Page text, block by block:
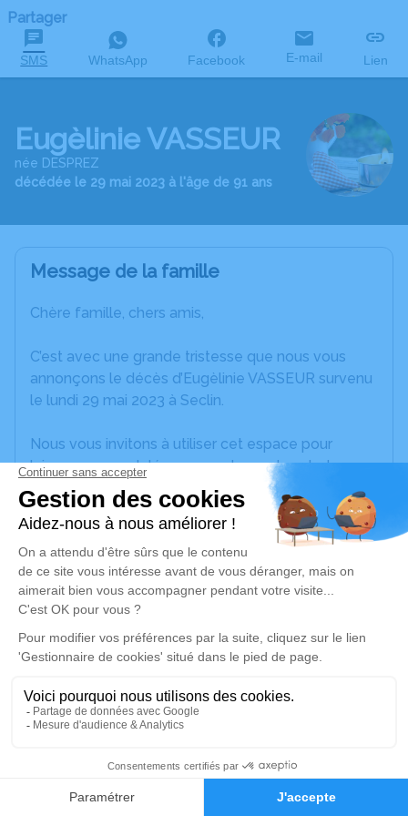
Faire-part Hommages
Partager
SMS WhatsApp Facebook E-mail Lien
Eugèlinie VASSEUR
née DESPREZ
décédée le 29 mai 2023 à l'âge de 91 ans
Message de la famille
Chère famille, chers amis,
C’est avec une grande tristesse que nous vous
annonçons le décès d’Eugèlinie VASSEUR survenu
le lundi 29 mai 2023 à Seclin.
Nous vous invitons à utiliser cet espace pour
laisser vos condoléances, partager des photos
souvenirs, une anecdote ou exprimer vos pensées
à travers des poèmes ou des textes. Cet endroit
est un lieu d'expression dédié à honorer la
mémoire d’Eugèlinie VASSEUR.
Un service de plantation d’arbre hommage est
disponible ici.
Je rends hommage
Cérémonie religieuse
Eglise Saint Géry de Raimbeaucourt
77, Place Clemenceau
59283 Raimbeaucourt